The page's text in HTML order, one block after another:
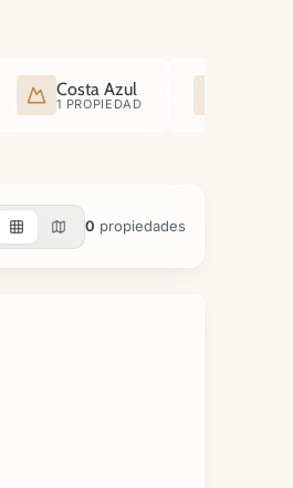
Costa Azul
1 PROPIEDAD
0 propiedades